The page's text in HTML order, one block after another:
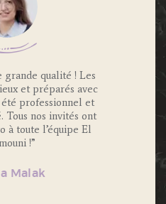
grande qualité ! Les
et préparés avec
professionnel et
Tous nos invités ont
à toute l’équipe El
!”
Malak
“Nous